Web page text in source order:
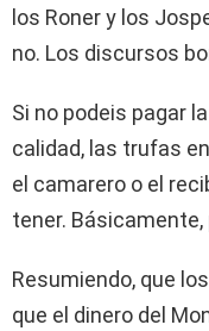
los Roner y los
no. Los discursos
Si no podeis pagar
calidad, las trufas
el camarero o el
tener. Básicamente,
Resumiendo, que
que el dinero del